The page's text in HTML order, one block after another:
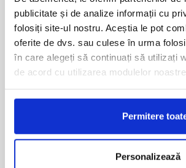
publicitate și de analize informații cu
folosiți site-ul nostru. Aceștia le pot
oferite de dvs. sau culese în urma
în care alegeți să continuați să utilizați
de acord cu utilizarea modulelor noastre
Permitere
Personalizează
BECHET
BECLEAN
BISTRET
BISTRITA
BLAJ
BOTOSANI
BRASOV
CALAFAT
PIATRA
PISCU
PITESTI
PLOIESTI
PODARI
RAST
REGHIN
RESITA
ROMAN